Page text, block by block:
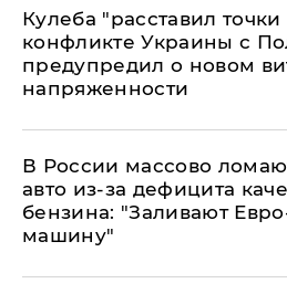
Кулеба "расставил точки
конфликте Украины с
предупредил о новом
напряженности
В России массово
авто из-за дефицита
бензина: "Заливают
машину"